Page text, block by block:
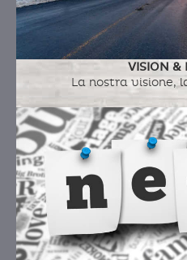
VISION &
La nostra visione,